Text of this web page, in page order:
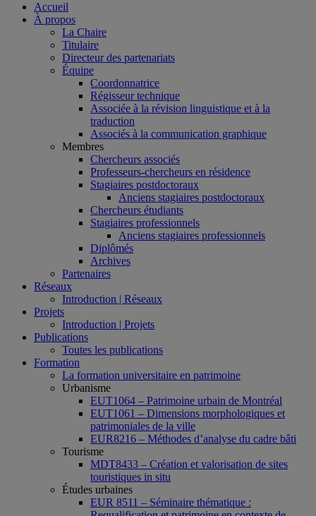
Accueil
À propos
La Chaire
Titulaire
Directeur des partenariats
Équipe
Coordonnatrice
Régisseur technique
Associée à la révision linguistique et à la
traduction
Associés à la communication graphique
Membres
Chercheurs associés
Professeurs-chercheurs en résidence
Stagiaires postdoctoraux
Anciens stagiaires postdoctoraux
Chercheurs étudiants
Stagiaires professionnels
Anciens stagiaires professionnels
Diplômés
Archives
Partenaires
Réseaux
Introduction | Réseaux
Projets
Introduction | Projets
Publications
Toutes les publications
Formation
La formation universitaire en patrimoine
Urbanisme
EUT1064 – Patrimoine urbain de Montréal
EUT1061 – Dimensions morphologiques et
patrimoniales de la ville
EUR8216 – Méthodes d’analyse du cadre bâti
Tourisme
MDT8433 – Création et valorisation de sites
touristiques in situ
Études urbaines
EUR 8511 – Séminaire thématique :